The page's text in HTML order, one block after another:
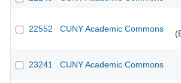
22552 CUNY Academic Commons
23241 CUNY Academic Commons